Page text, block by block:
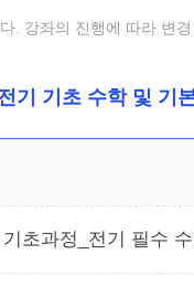
. 강좌의 진행에 따라 변경
기 기초 수학 및 기
초과정_전기 필수